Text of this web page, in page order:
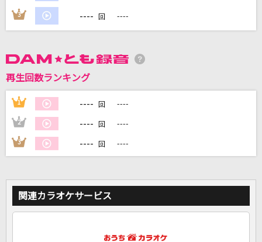
3 ---- 回 ----
再生回数ランキング
1 ---- 回 ----
2 ---- 回 ----
3 ---- 回 ----
関連カラオケサービス